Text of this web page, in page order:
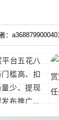
：
台五花八
槛高、扣
少、提现
布推广任
，还是空